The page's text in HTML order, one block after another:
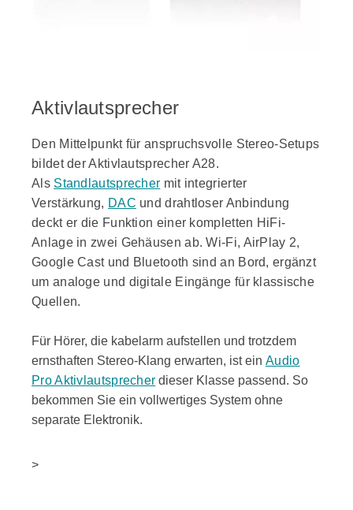
Aktivlautsprecher
Den Mittelpunkt für anspruchsvolle Stereo-Setups
bildet der Aktivlautsprecher A28.
Als Standlautsprecher mit integrierter
Verstärkung, DAC und drahtloser Anbindung
deckt er die Funktion einer kompletten HiFi-
Anlage in zwei Gehäusen ab. Wi-Fi, AirPlay 2,
Google Cast und Bluetooth sind an Bord, ergänzt
um analoge und digitale Eingänge für klassische
Quellen.
Für Hörer, die kabelarm aufstellen und trotzdem
ernsthaften Stereo-Klang erwarten, ist ein Audio
Pro Aktivlautsprecher dieser Klasse passend. So
bekommen Sie ein vollwertiges System ohne
separate Elektronik.
>